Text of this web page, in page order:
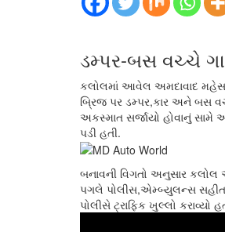
ડમ્પર-બસ વચ્ચે
કલોલમાં આવેલ અમદાવાદ
બ્રિજ પર ડમ્પર,કાર અને બસ
અકસ્માત સર્જાયો હોવાનું સામે
પડી હતી.
બનાવની વિગતો અનુસાર
પગલે પોલીસ,એમ્બ્યુલન્સ
પોલીસે ટ્રાફિક ખુલ્લો કરાવ્યો